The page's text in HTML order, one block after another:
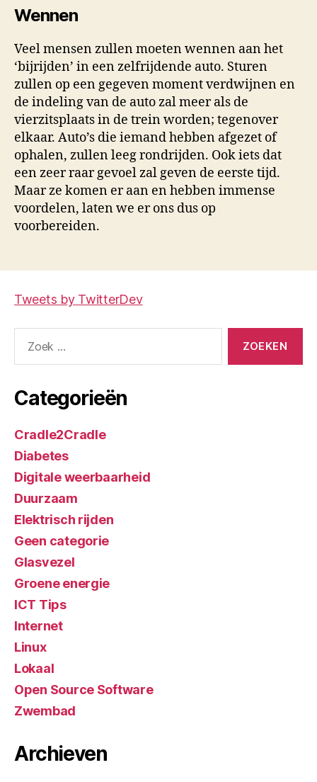
Wennen
Veel mensen zullen moeten wennen aan het
‘bijrijden’ in een zelfrijdende auto. Sturen
zullen op een gegeven moment verdwijnen en
de indeling van de auto zal meer als de
vierzitsplaats in de trein worden; tegenover
elkaar. Auto’s die iemand hebben afgezet of
ophalen, zullen leeg rondrijden. Ook iets dat
een zeer raar gevoel zal geven de eerste tijd.
Maar ze komen er aan en hebben immense
voordelen, laten we er ons dus op
voorbereiden.
Tweets by TwitterDev
naar:
Categorieën
Cradle2Cradle
Diabetes
Digitale weerbaarheid
Duurzaam
Elektrisch rijden
Geen categorie
Glasvezel
Groene energie
ICT Tips
Internet
Linux
Lokaal
Open Source Software
Zwembad
Archieven